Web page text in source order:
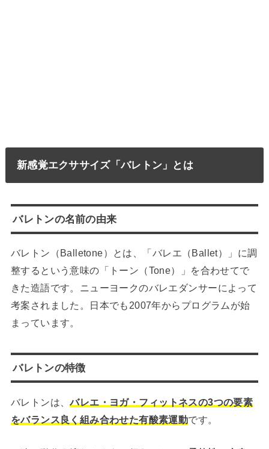
新感覚エクササイズ「バレトン」とは
バレトンの名前の由来
バレトン（Balletone）とは、「バレエ（Ballet）」に調
整するという意味の「トーン（Tone）」を合わせてで
きた造語です。ニューヨークのバレエダンサーによって
考案されました。日本でも2007年からプログラムが始
まっています。
バレトンの特徴
バレトンは、バレエ・ヨガ・フィットネスの3つの要素
をバランス良く組み合わせた有酸素運動です。